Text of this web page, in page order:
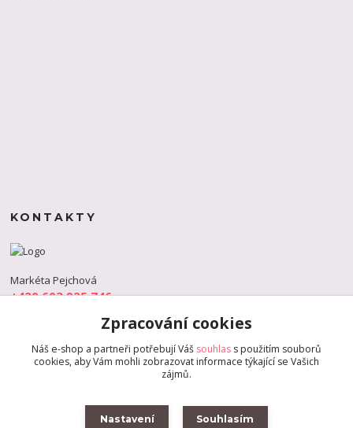
KONTAKTY
Markéta Pejchová
+420 603 925 746
info@s-dance.cz
Zpracování cookies
Náš e-shop a partneři potřebují Váš souhlas s použitím souborů
cookies, aby Vám mohli zobrazovat informace týkající se Vašich
zájmů.
Nastavení Souhlasím